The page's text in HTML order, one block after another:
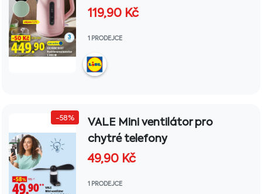
119,90 Kč
1 PRODEJCE
-58%
VALE Mini ventilátor pro
chytré telefony
49,90 Kč
1 PRODEJCE